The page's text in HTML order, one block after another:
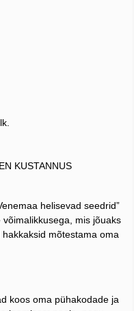
KUSTANNUS
helisevad seedrid”
mis jõuaks
mõtestama oma
koos oma pühakodade ja